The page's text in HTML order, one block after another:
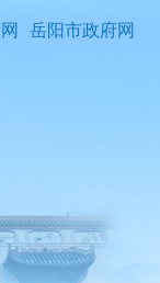
岳阳市政府网